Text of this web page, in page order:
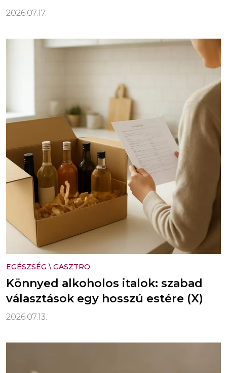
2026.07.17.
EGÉSZSÉG \ GASZTRO
Könnyed alkoholos italok: szabad
választások egy hosszú estére (X)
2026.07.13.